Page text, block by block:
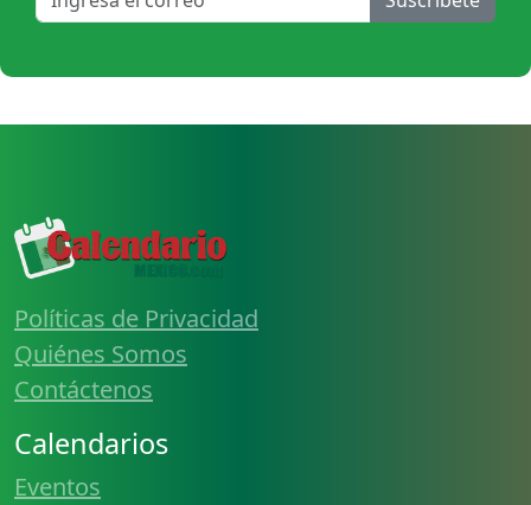
Políticas de Privacidad
Quiénes Somos
Contáctenos
Calendarios
Eventos